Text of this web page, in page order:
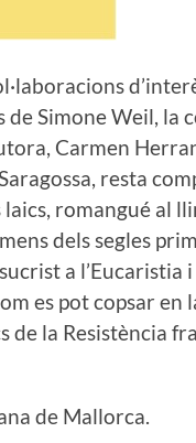
de Simone Weil, la
Carmen
resta
romangué al
dels segles
a l’Eucaristia i
es pot copsar en
la Resistència
de Mallorca.